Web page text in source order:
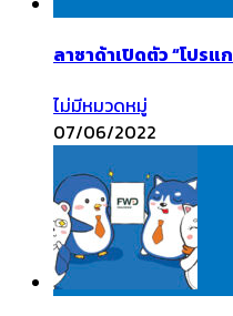
ลาซาด้าเปิดตัว “โปร
ไม่มีหมวดหมู่
07/06/2022